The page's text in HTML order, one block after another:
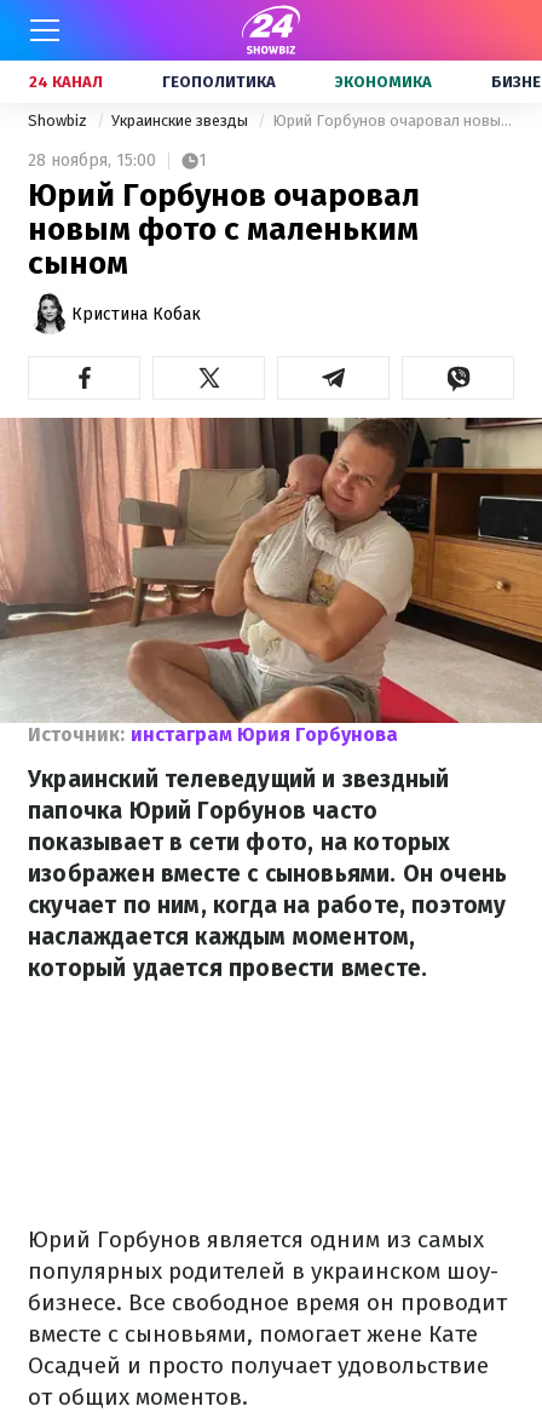
24 КАНАЛ ГЕОПОЛИТИКА ЭКОНОМИКА
Showbiz Украинские звезды Юрий Горбунов очаровал новым фото с маленьким сыном
28 ноября, 15:00 1
Юрий Горбунов очаровал
новым фото с маленьким
сыном
Кристина Кобак
Источник: инстаграм Юрия Горбунова
Украинский телеведущий и звездный
папочка Юрий Горбунов часто
показывает в сети фото, на которых
изображен вместе с сыновьями. Он очень
скучает по ним, когда на работе, поэтому
наслаждается каждым моментом,
который удается провести вместе.
Юрий Горбунов является одним из самых
популярных родителей в украинском шоу-
бизнесе. Все свободное время он проводит
вместе с сыновьями, помогает жене Кате
Осадчей и просто получает удовольствие
от общих моментов.